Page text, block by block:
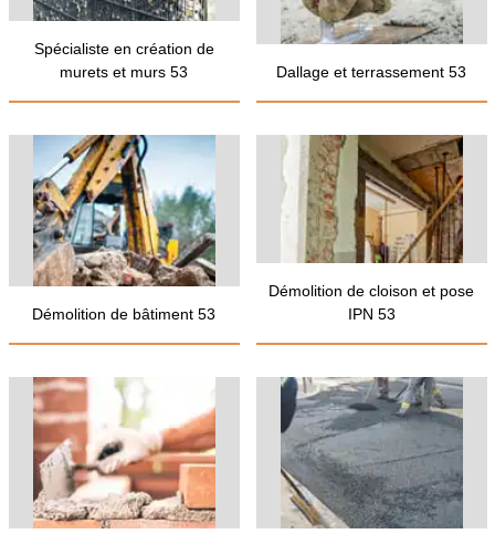
Spécialiste en création de
murets et murs 53
Dallage et terrassement 53
Démolition de bâtiment 53
Démolition de cloison et pose
IPN 53